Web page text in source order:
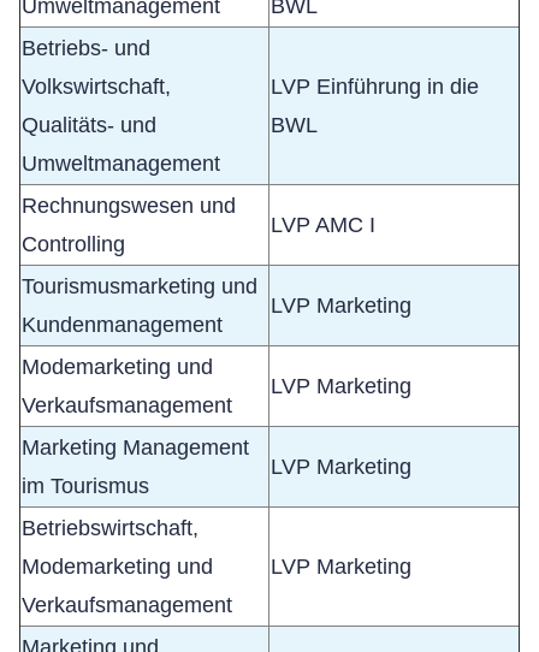
Umweltmanagement
BWL
Betriebs- und
Volkswirtschaft,
Qualitäts- und
Umweltmanagement
LVP Einführung in die
BWL
Rechnungswesen und
Controlling
LVP AMC I
Tourismusmarketing und
Kundenmanagement
LVP Marketing
Modemarketing und
Verkaufsmanagement
LVP Marketing
Marketing Management
im Tourismus
LVP Marketing
Betriebswirtschaft,
Modemarketing und
Verkaufsmanagement
LVP Marketing
Marketing und